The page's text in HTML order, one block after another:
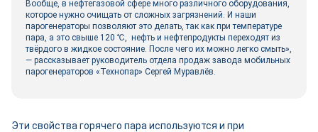
Вообще, в нефтегазовой сфере много различного оборудования,
которое нужно очищать от сложных загрязнений. И наши
парогенераторы позволяют это делать, так как при температуре
пара, а это свыше 120 ℃, нефть и нефтепродукты переходят из
твёрдого в жидкое состояние. После чего их можно легко смыть»,
― рассказывает руководитель отдела продаж завода мобильных
парогенераторов «Технопар» Сергей Муравлёв.
Эти свойства горячего пара используются и при